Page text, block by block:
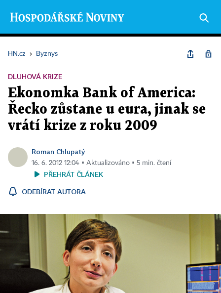
HN.cz › Byznys
DLUHOVÁ KRIZE
Ekonomka Bank of America:
Řecko zůstane u eura, jinak se
vrátí krize z roku 2009
Roman Chlupatý
16. 6. 2012 12:04 ▪ Aktualizováno ▪ 5 min. čtení
PŘEHRÁT ČLÁNEK
ODEBÍRAT AUTORA